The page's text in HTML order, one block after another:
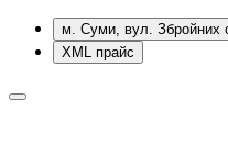
м. Суми, вул. Збройних
XML прайс